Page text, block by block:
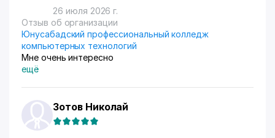
очень помогает все контролировать, да и удобное
само по себе
26 июля 2026 г.
Отзыв об организации
Юнусабадский профессиональный колледж
компьютерных технологий
Мне очень интересно
ещё
Зотов Николай